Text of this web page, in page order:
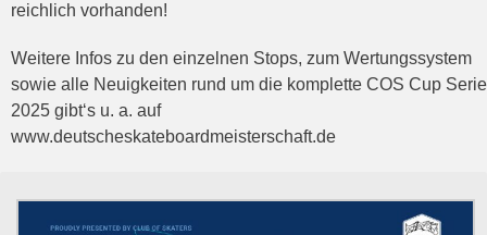
reichlich vorhanden!
Weitere Infos zu den einzelnen Stops, zum Wertungssystem
sowie alle Neuigkeiten rund um die komplette COS Cup Serie
2025 gibt‘s u. a. auf
www.deutscheskateboardmeisterschaft.de